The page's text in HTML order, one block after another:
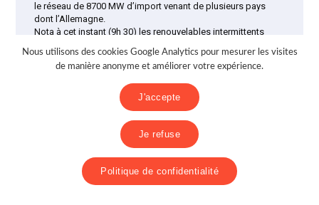
le réseau de 8700 MW d’import venant de plusieurs pays
dont l’Allemagne.
Nota à cet instant (9h 30) les renouvelables intermittents
Répondre
pascal gillardin dit :
22 septembre 2023 à 23 h 46 min
Petit exercice de style ludique visant à
Nous utilisons des cookies Google Analytics pour mesurer les visites
de manière anonyme et améliorer votre expérience.
J'accepte
Je refuse
Politique de confidentialité